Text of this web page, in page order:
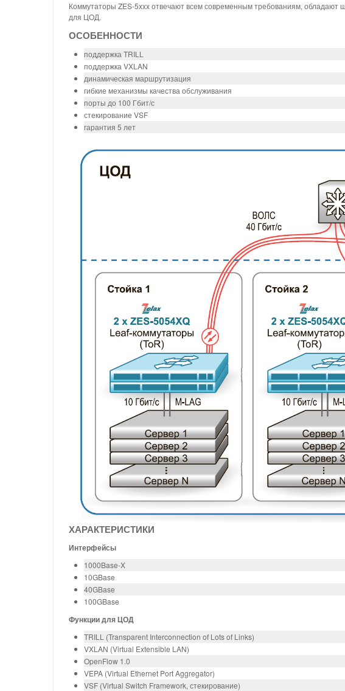
Коммутаторы ZES-5xxx отвечают всем современным требованиям, обладают
для ЦОД.
ОСОБЕННОСТИ
поддержка TRILL
поддержка VXLAN
динамическая маршрутизация
гибкие механизмы качества обслуживания
порты до 100 Гбит/с
стекирование VSF
гарантия 5 лет
ХАРАКТЕРИСТИКИ
Интерфейсы
1000Base-X
10GBase
40GBase
100GBase
Функции для ЦОД
TRILL (Transparent Interconnection of Lots of Links)
VXLAN (Virtual Extensible LAN)
OpenFlow 1.0
VEPA (Virtual Ethernet Port Aggregator)
VSF (Virtual Switch Framework, стекирование)